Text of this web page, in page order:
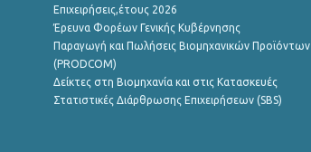
Επιχειρήσεις,έτους 2026
Έρευνα Φορέων Γενικής Κυβέρνησης
Παραγωγή και Πωλήσεις Βιομηχανικών Προϊόντων
(PRODCOM)
Δείκτες στη Βιομηχανία και στις Κατασκευές
Στατιστικές Διάρθρωσης Επιχειρήσεων (SBS)